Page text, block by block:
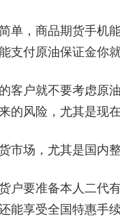
单，商品期货手机
支付原油保证金你
客户就不要考虑原
的风险，尤其是现
市场，尤其是国内
户要准备本人二代
能享受全国特惠手